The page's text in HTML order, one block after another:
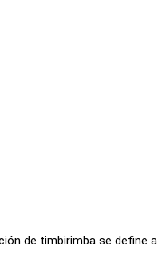
de timbirimba se define a